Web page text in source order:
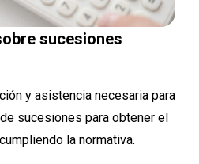
sucesiones
y asistencia necesaria para
sucesiones para obtener el
la normativa.